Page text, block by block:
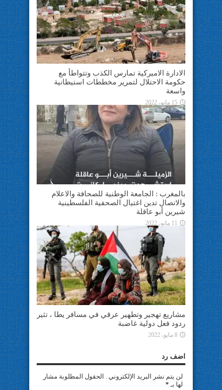
الادارة الاميركية تمارس الكذب وتتواطأ مع
حكومة الاحتلال لتمرير مخططات استيطانية
واسعة
15 مايو، 2022
بالمغرب : الجامعة الوطنية للصحافة والاعلام
والاتصال تدين اغتيال الصحفية الفلسطينية
شيرين أبو عاقلة
11 مايو، 2022
مشاريع تهجير وتطهير عرقي في مسافر يطا ، تثير
ردود فعل دولية غاضبة
8 مايو، 2022
اضف رد
لن يتم نشر البريد الإلكتروني . الحقول المطلوبة مشار
لها بـ *